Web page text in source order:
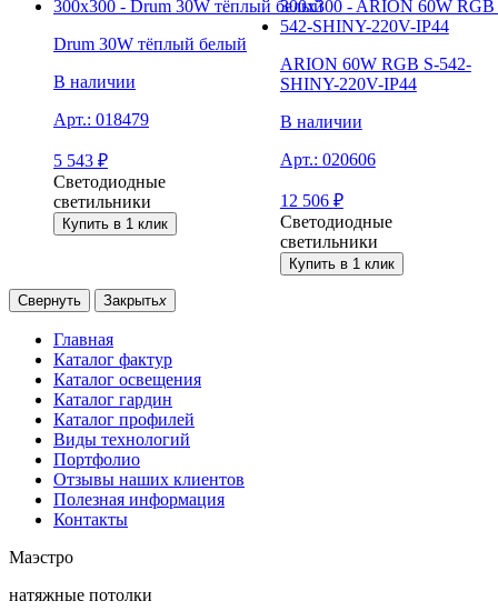
Drum 30W тёплый белый
В наличии
Арт.: 018479
5 543 ₽
Светодиодные
светильники
Купить в 1 клик
ARION 60W RGB S-542-
SHINY-220V-IP44
В наличии
Арт.: 020606
12 506 ₽
Светодиодные
светильники
Купить в 1 клик
Свернуть Закрытьx
Главная
Каталог фактур
Каталог освещения
Каталог гардин
Каталог профилей
Виды технологий
Портфолио
Отзывы наших клиентов
Полезная информация
Контакты
Маэстро
натяжные потолки